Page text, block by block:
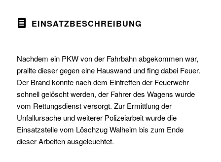
EINSATZBESCHREIBUNG
Nachdem ein PKW von der Fahrbahn abgekommen war,
prallte dieser gegen eine Hauswand und fing dabei Feuer.
Der Brand konnte nach dem Eintreffen der Feuerwehr
schnell gelöscht werden, der Fahrer des Wagens wurde
vom Rettungsdienst versorgt. Zur Ermittlung der
Unfallursache und weiterer Polizeiarbeit wurde die
Einsatzstelle vom Löschzug Walheim bis zum Ende
dieser Arbeiten ausgeleuchtet.